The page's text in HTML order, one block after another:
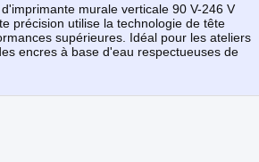
murale verticale 90 V-246 V
précision utilise la technologie de tête
supérieures. Idéal pour les ateliers
encres à base d'eau respectueuses de